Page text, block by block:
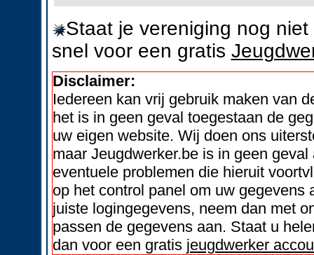
Staat je vereniging nog
snel voor een gratis
Disclaimer:
Iedereen kan vrij gebruik maken van
het is in geen geval toegestaan de
uw eigen website. Wij doen ons
maar Jeugdwerker.be is in geen
eventuele problemen die hieruit
op het control panel om uw
juiste logingegevens, neem dan met
passen de gegevens aan. Staat u
dan voor een gratis jeugdwerker